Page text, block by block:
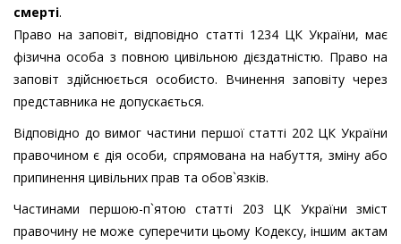
смерті.
Право на заповіт, відповідно статті 1234 ЦК України, має
фізична особа з повною цивільною дієздатністю. Право на
заповіт здійснюється особисто. Вчинення заповіту через
представника не допускається.
Відповідно до вимог частини першої статті 202 ЦК України
правочином є дія особи, спрямована на набуття, зміну або
припинення цивільних прав та обов`язків.
Частинами першою-п`ятою статті 203 ЦК України зміст
правочину не може суперечити цьому Кодексу, іншим актам